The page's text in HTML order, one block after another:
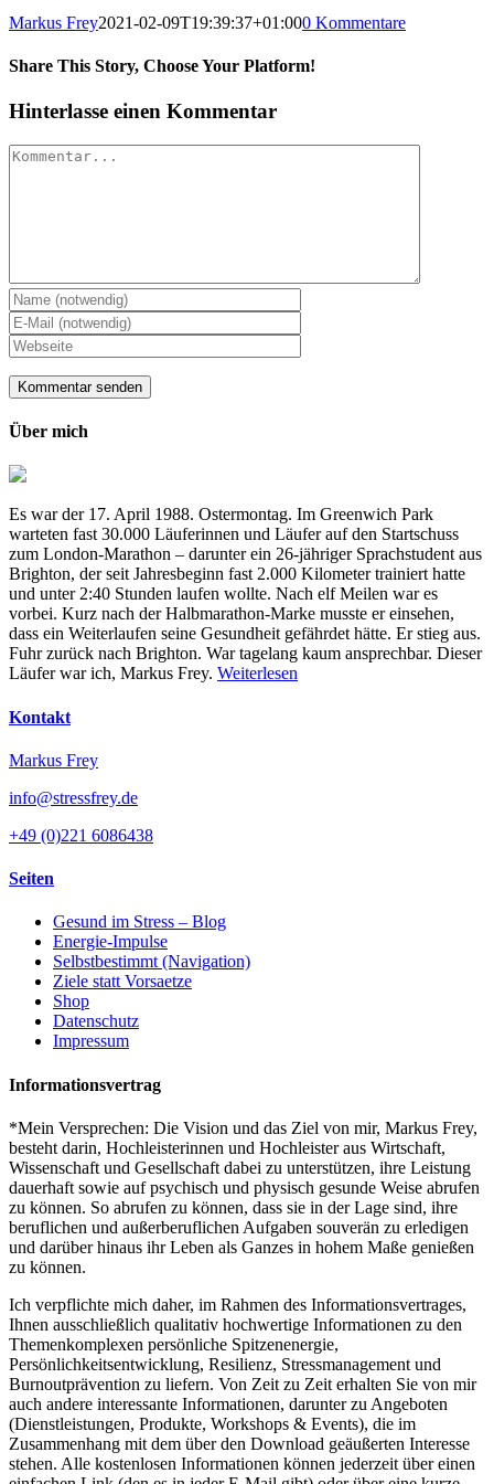
Markus Frey2021-02-09T19:39:37+01:000 Kommentare
Share This Story, Choose Your Platform!
Hinterlasse einen Kommentar
Kommentar
Über mich
Es war der 17. April 1988. Ostermontag. Im Greenwich Park
warteten fast 30.000 Läuferinnen und Läufer auf den Startschuss
zum London-Marathon – darunter ein 26-jähriger Sprachstudent aus
Brighton, der seit Jahresbeginn fast 2.000 Kilometer trainiert hatte
und unter 2:40 Stunden laufen wollte. Nach elf Meilen war es
vorbei. Kurz nach der Halbmarathon-Marke musste er einsehen,
dass ein Weiterlaufen seine Gesundheit gefährdet hätte. Er stieg aus.
Fuhr zurück nach Brighton. War tagelang kaum ansprechbar. Dieser
Läufer war ich, Markus Frey. Weiterlesen
Kontakt
Markus Frey
info@stressfrey.de
+49 (0)221 6086438
Seiten
Gesund im Stress – Blog
Energie-Impulse
Selbstbestimmt (Navigation)
Ziele statt Vorsaetze
Shop
Datenschutz
Impressum
Informationsvertrag
*Mein Versprechen: Die Vision und das Ziel von mir, Markus Frey,
besteht darin, Hochleisterinnen und Hochleister aus Wirtschaft,
Wissenschaft und Gesellschaft dabei zu unterstützen, ihre Leistung
dauerhaft sowie auf psychisch und physisch gesunde Weise abrufen
zu können. So abrufen zu können, dass sie in der Lage sind, ihre
beruflichen und außerberuflichen Aufgaben souverän zu erledigen
und darüber hinaus ihr Leben als Ganzes in hohem Maße genießen
zu können.
Ich verpflichte mich daher, im Rahmen des Informationsvertrages,
Ihnen ausschließlich qualitativ hochwertige Informationen zu den
Themenkomplexen persönliche Spitzenenergie,
Persönlichkeitsentwicklung, Resilienz, Stressmanagement und
Burnoutprävention zu liefern. Von Zeit zu Zeit erhalten Sie von mir
auch andere interessante Informationen, darunter zu Angeboten
(Dienstleistungen, Produkte, Workshops & Events), die im
Zusammenhang mit dem über den Download geäußerten Interesse
stehen. Alle kostenlosen Informationen können jederzeit über einen